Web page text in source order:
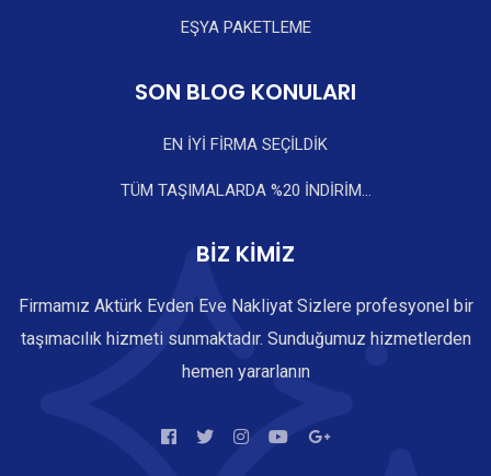
EŞYA PAKETLEME
SON BLOG KONULARI
EN İYİ FİRMA SEÇİLDİK
TÜM TAŞIMALARDA %20 İNDİRİM...
BİZ KİMİZ
Firmamız Aktürk Evden Eve Nakliyat Sizlere profesyonel bir
taşımacılık hizmeti sunmaktadır. Sunduğumuz hizmetlerden
hemen yararlanın